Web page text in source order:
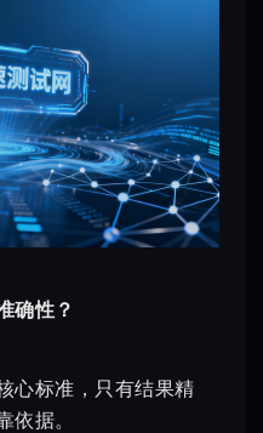
确性？
心标准，只有结果精
依据。